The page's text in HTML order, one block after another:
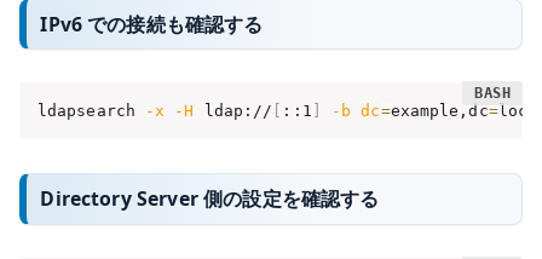
IPv6 での接続も確認する
ldapsearch -x -H ldap:// [ ::1 ] -b dc=example,dc=
Directory Server 側の設定を確認する